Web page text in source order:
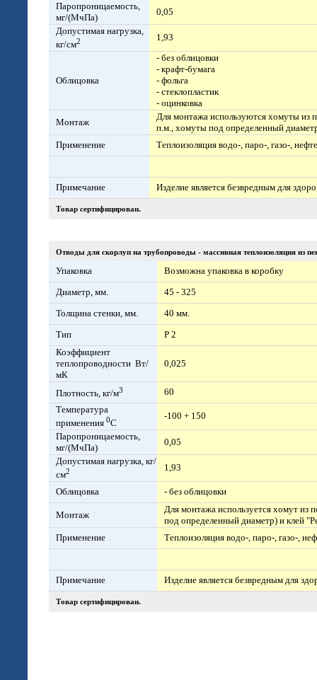
Паропроницаемость,
мг/(МчПа)
0,05
Допустимая нагрузка,
кг/см2 1,93
Облицовка
- без облицовки
- крафт-бумага
- фольга
- стеклопластик
- оцинковка
Монтаж
Для монтажа используются хомуты из
п.м., хомуты под определенный
Применение
Теплоизоляция водо-, паро-, газо-,
Примечание Изделие является безвредным для
Товар сертифицирован.
Отводы для скорлуп на трубопроводы - массивная теплоизоляция из
Упаковка
Возможна упаковка в коробку
Диаметр, мм.
45 - 325
Толщина стенки, мм.
40 мм.
Тип
Р 2
Коэффициент
теплопроводности Вт/
мК
0,025
Плотность, кг/м3
60
Температура
применения 0С
-100 + 150
Паропроницаемость,
мг/(МчПа)
0,05
Допустимая нагрузка, кг/
см2 1,93
Облицовка - без облицовки
Монтаж
Для монтажа используется хомут из
под определенный диаметр) и клей
Применение
Теплоизоляция водо-, паро-, газо-,
Примечание Изделие является безвредным для
Товар сертифицирован.